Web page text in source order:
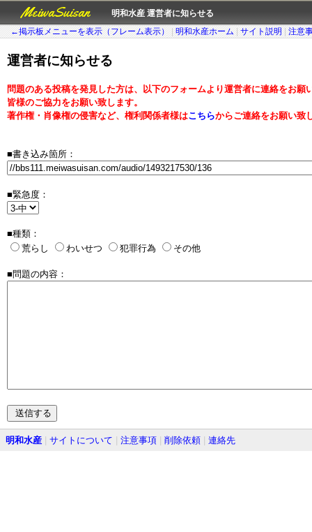
MeiwaSuisan
明和水産 運営者に知らせる
←掲示板メニューを表示（フレーム表示）
明和水産ホーム サイト説明 注意
運営者に知らせる
問題のある投稿を発見した方は、以下のフォームより運営者に連絡をお願
皆様のご協力をお願い致します。
著作権・肖像権の侵害など、権利関係者様はこちらからご連絡をお願い致
■書き込み箇所：
■緊急度：
■種類：
荒らし
わいせつ 犯罪行為 その他
■問題の内容：
明和水産 サイトについて 注意事項 削除依頼 連絡先